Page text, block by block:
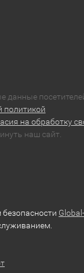
данные
политикой
на обработку
наш сайт.
Global-